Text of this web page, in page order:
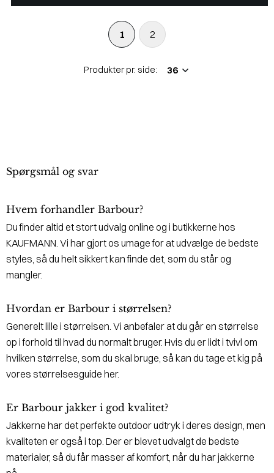
1 2
Produkter pr. side:
Spørgsmål og svar
Hvem forhandler Barbour?
Du finder altid et stort udvalg online og i butikkerne hos
KAUFMANN. Vi har gjort os umage for at udvælge de bedste
styles, så du helt sikkert kan finde det, som du står og
mangler.
Hvordan er Barbour i størrelsen?
Generelt lille i størrelsen. Vi anbefaler at du går en størrelse
op i forhold til hvad du normalt bruger. Hvis du er lidt i tvivl om
hvilken størrelse, som du skal bruge, så kan du tage et kig på
vores størrelsesguide her.
Er Barbour jakker i god kvalitet?
Jakkerne har det perfekte outdoor udtryk i deres design, men
kvaliteten er også i top. Der er blevet udvalgt de bedste
materialer, så du får masser af komfort, når du har jakkerne